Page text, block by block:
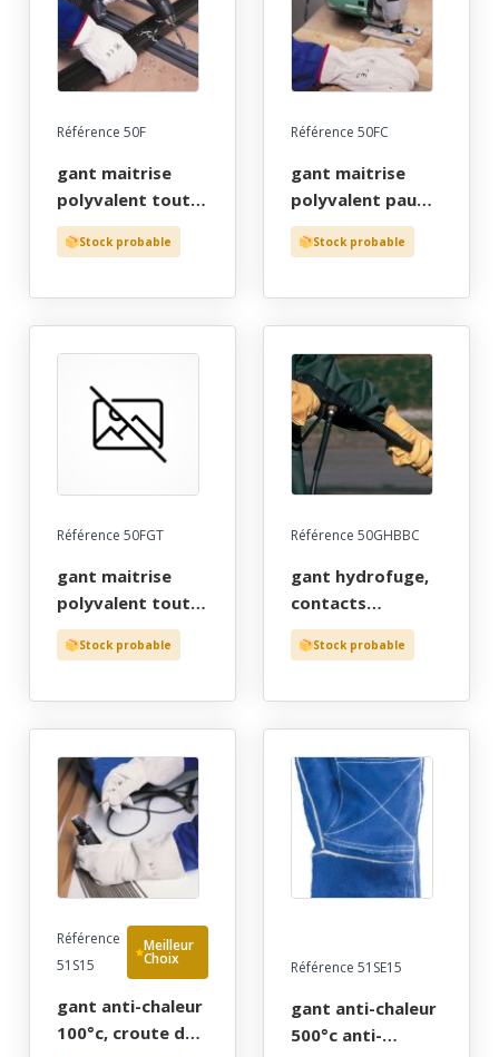
Référence 50F
gant maitrise
polyvalent tout
fleur de bovin
serrage elastique
Stock probable
Référence 50FC
gant maitrise
polyvalent paume
fleur de bovin dos
croute serrage
Stock probable
Référence 50FGT
gant maitrise
polyvalent tout
fleur de bovin
serrage elastique
Stock probable
Référence 50GHBBC
gant hydrofuge,
contacts
humides, tout
fleur de bovin
bord cote, t6 a 12
Stock probable
Référence
51S15
Meilleur
Choix
gant anti-chaleur
100°c, croute de
Référence 51SE15
gant anti-chaleur
500°c anti-